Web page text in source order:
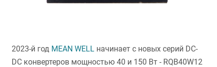
2023-й год MEAN WELL начинает с новых серий DC-
DC конвертеров мощностью 40 и 150 Вт - RQB40W12